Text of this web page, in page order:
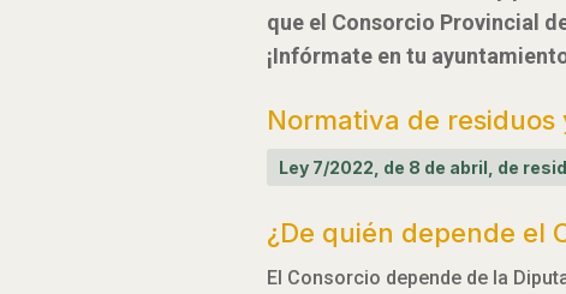
que el Consorcio Provincial
¡Infórmate en tu
Normativa de residuos
Ley 7/2022, de 8 de abril, de
¿De quién depende el
El Consorcio depende de la